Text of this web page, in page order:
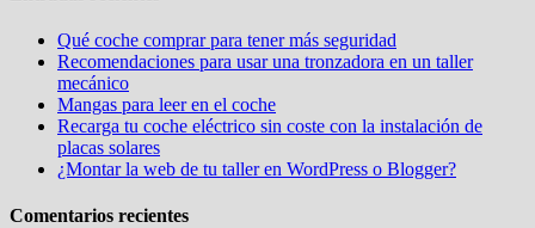
Qué coche comprar para tener más seguridad
Recomendaciones para usar una tronzadora en un taller
mecánico
Mangas para leer en el coche
Recarga tu coche eléctrico sin coste con la instalación de
placas solares
¿Montar la web de tu taller en WordPress o Blogger?
Comentarios recientes